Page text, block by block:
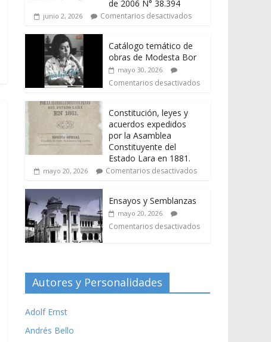
de 2006 N° 38.394
junio 2, 2026 Comentarios desactivados
Catálogo temático de
obras de Modesta Bor
mayo 30, 2026
Comentarios desactivados
Constitución, leyes y
acuerdos expedidos
por la Asamblea
Constituyente del
Estado Lara en 1881.
mayo 20, 2026 Comentarios desactivados
Ensayos y Semblanzas
mayo 20, 2026
Comentarios desactivados
Autores y Personalidades
Adolf Ernst
Andrés Bello